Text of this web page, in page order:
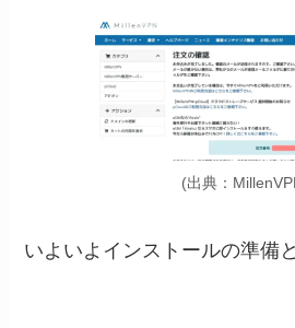
(出典：
いよいよインストールの準備